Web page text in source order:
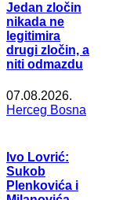
Jedan zločin
nikada ne
legitimira
drugi zločin, a
niti odmazdu
07.08.2026.
Herceg Bosna
Ivo Lovrić:
Sukob
Plenkovića i